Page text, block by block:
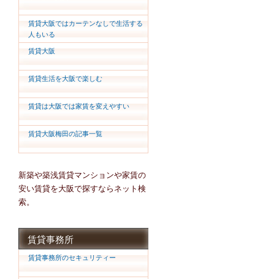
賃貸大阪ではカーテンなしで生活する
人もいる
賃貸大阪
賃貸生活を大阪で楽しむ
賃貸は大阪では家賃を変えやすい
賃貸大阪梅田の記事一覧
新築や築浅賃貸マンションや家賃の
安い賃貸を大阪で探すならネット検
索。
賃貸事務所
賃貸事務所のセキュリティー